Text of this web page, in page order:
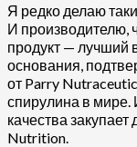
Я редко делаю
И производителю,
продукт — лучший
основания,
от Parry
спирулина в
качества
Nutrition.